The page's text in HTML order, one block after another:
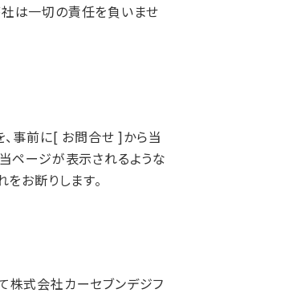
社は一切の責任を負いませ
、事前に[ お問合せ ]から当
ページが表示されるような
お断りします。
株式会社カーセブンデジフ